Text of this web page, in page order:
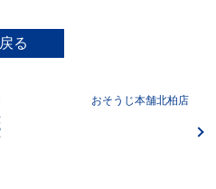
戻る
おそうじ本舗北柏店